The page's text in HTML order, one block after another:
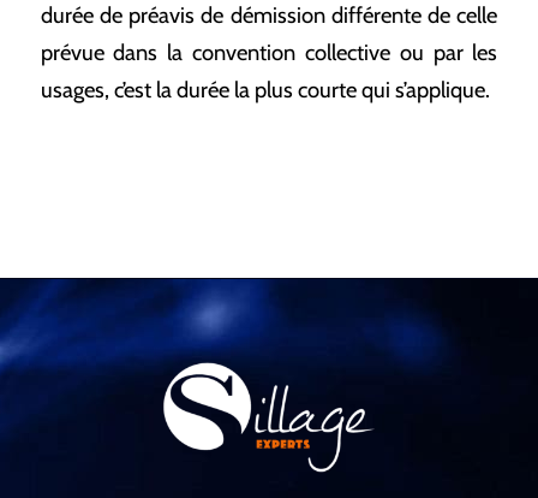
durée de préavis de démission différente de celle
prévue dans la convention collective ou par les
usages, c’est la durée la plus courte qui s’applique.